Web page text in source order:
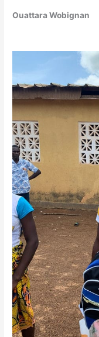
Ouattara Wobignan